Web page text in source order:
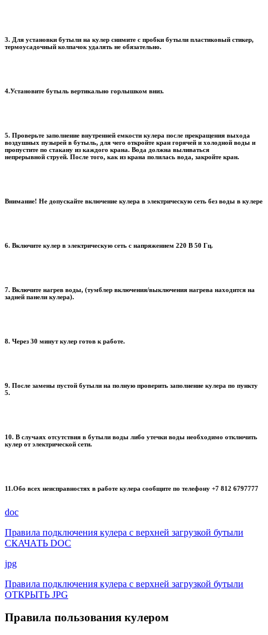
3. Для установки бутыли на кулер снимите с пробки бутыли пластиковый стикер,
термоусадочный колпачок удалять не обязательно.
4.Установите бутыль вертикально горлышком вниз.
5. Проверьте заполнение внутренней емкости кулера после прекращения выхода
воздушных пузырей в бутыль, для чего откройте кран горячей и холодной воды и
пропустите по стакану из каждого крана. Вода должна выливаться
непрерывной струей. После того, как из крана полилась вода, закройте кран.
Внимание! Не допускайте включение кулера в электрическую сеть без воды в кулере
6. Включите кулер в электрическую сеть с напряжением 220 В 50 Гц.
7. Включите нагрев воды, (тумблер включения/выключения нагрева находится на
задней панели кулера).
8. Через 30 минут кулер готов к работе.
9. После замены пустой бутыли на полную проверить заполнение кулера по пункту
5.
10. В случаях отсутствия в бутыли воды либо утечки воды необходимо отключить
кулер от электрической сети.
11.Обо всех неисправностях в работе кулера сообщите по телефону +7 812 6797777
doc
Правила подключения кулера с верхней загрузкой бутыли
СКАЧАТЬ DOC
jpg
Правила подключения кулера с верхней загрузкой бутыли
ОТКРЫТЬ JPG
Правила пользования кулером